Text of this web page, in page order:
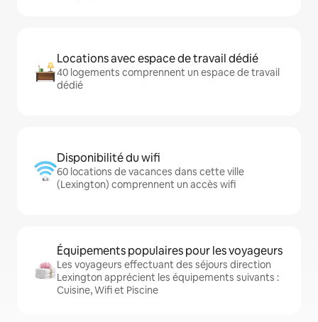
Locations avec espace de travail dédié
40 logements comprennent un espace de travail
dédié
Disponibilité du wifi
60 locations de vacances dans cette ville
(Lexington) comprennent un accès wifi
Équipements populaires pour les voyageurs
Les voyageurs effectuant des séjours direction
Lexington apprécient les équipements suivants :
Cuisine, Wifi et Piscine